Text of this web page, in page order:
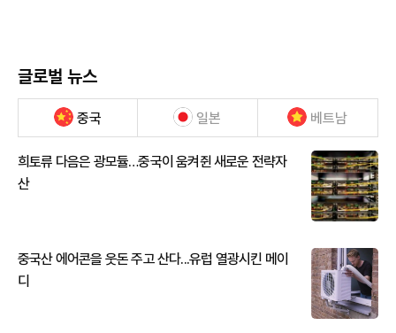
글로벌 뉴스
중국 일본 베트남
희토류 다음은 광모듈…중국이 움켜쥔 새로운 전략자
산
중국산 에어콘을 웃돈 주고 산다...유럽 열광시킨 메이
디